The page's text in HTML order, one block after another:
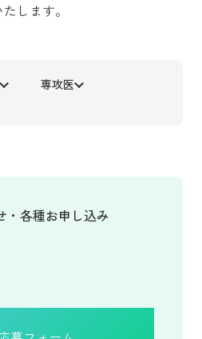
します。
専攻医
・各種お申し込み